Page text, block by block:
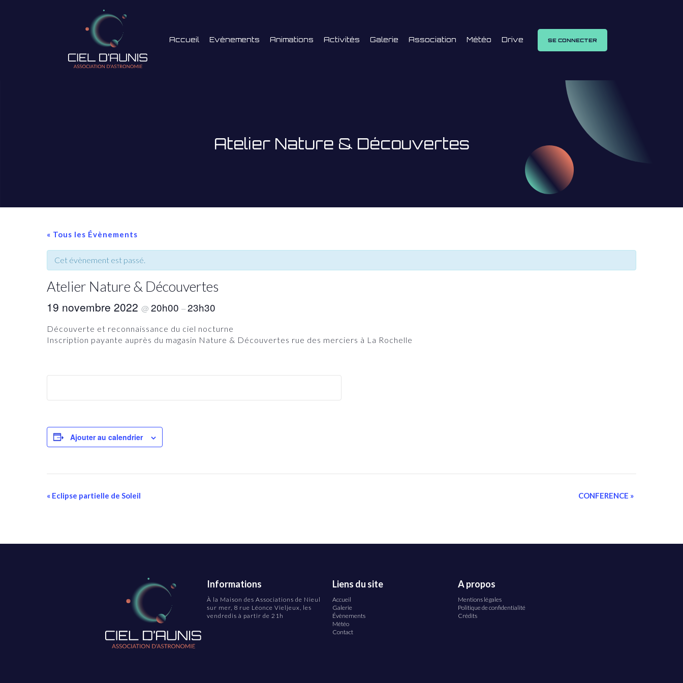
Accueil Evènements Animations Activités Galerie Association Météo Drive SE CONNECTER
Atelier Nature & Découvertes
« Tous les Évènements
Cet évènement est passé.
Atelier Nature & Découvertes
19 novembre 2022 @ 20h00 –23h30
Découverte et reconnaissance du ciel nocturne
Inscription payante auprès du magasin Nature & Découvertes rue des merciers à La Rochelle
Ajouter au calendrier
Navigation
« Eclipse partielle de Soleil CONFERENCE »
Informations
À la Maison des Associations de Nieul
sur mer, 8 rue Léonce Vieljeux, les
vendredis à partir de 21h
Accueil
Galerie
Évènements
Météo
Contact
Mentions légales
Politique de confidentialité
Crédits